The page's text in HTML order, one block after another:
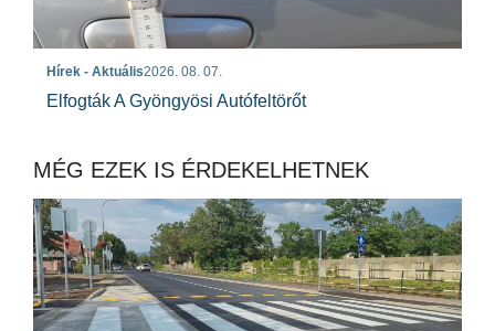
Hírek - Aktuális2026. 08. 07.
Elfogták A Gyöngyösi Autófeltörőt
MÉG EZEK IS ÉRDEKELHETNEK